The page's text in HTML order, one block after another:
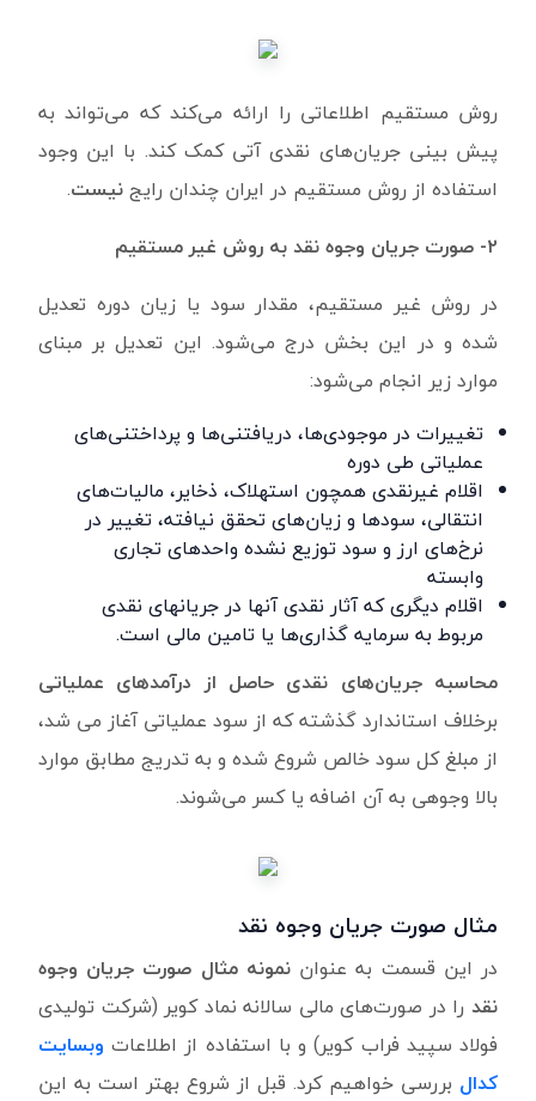
روش مستقیم اطلاعاتی را ارائه می‌کند که می‌تواند به
پیش بینی جریان‌های نقدی آتی کمک کند. با این وجود
استفاده از روش مستقیم در ایران چندان رایجنیست.
۲- صورت جریان وجوه نقد به روش غیر مستقیم
در روش غیر مستقیم، مقدار سود یا زیان دوره تعدیل
شده و در این بخش درج می‌شود. این تعدیل بر مبنای
موارد زیر انجام می‌شود:
تغییرات در موجودی‌ها، دریافتنی‌ها و پرداختنی‌های
عملیاتی طی دوره
اقلام غیرنقدی همچون استهلاک، ذخایر، مالیات‌های
انتقالی، سودها و زیان‌های تحقق نیافته، تغییر در
نرخ‌های ارز و سود توزیع نشده واحدهای تجاری
وابسته
اقلام دیگری که آثار نقدی آنها در جریانهای نقدی
مربوط به سرمایه گذاری‌ها یا تامین مالی است.
محاسبه جریان‌های نقدی حاصل از درآمدهای عملیاتی
برخلاف استاندارد گذشته که از سود عملیاتی آغاز می شد،
از مبلغ کل سود خالص شروع شده و به تدریج مطابق موارد
بالا وجوهی به آن اضافه یا کسر می‌شوند.
مثال صورت جریان وجوه نقد
در این قسمت به عنواننمونه مثال صورت جریان وجوه
نقد را در صورت‌های مالی سالانه نماد کویر (شرکت تولیدی
فولاد سپید فراب کویر) و با استفاده از اطلاعات وبسایت
کدال بررسی خواهیم کرد. قبل از شروع بهتر است به این